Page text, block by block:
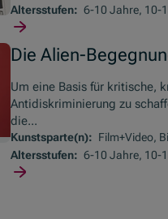
Altersstufen: 6-10 Jahre, 10-
Die Alien-
Um eine Basis für kritische,
Antidiskriminierung zu
die...
Kunstsparte(n): Film+Video,
Altersstufen: 6-10 Jahre, 10-